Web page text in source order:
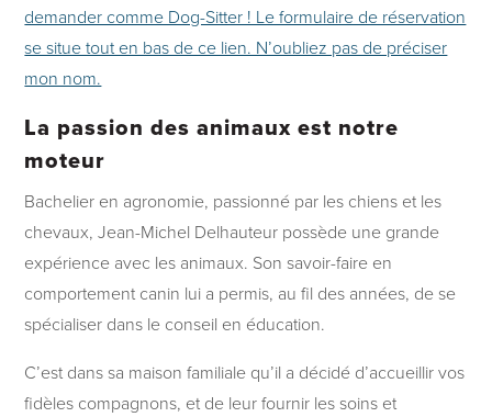
demander comme Dog-Sitter ! Le formulaire de réservation
se situe tout en bas de ce lien. N’oubliez pas de préciser
mon nom.
La passion des animaux est notre
moteur
Bachelier en agronomie, passionné par les chiens et les
chevaux, Jean-Michel Delhauteur possède une grande
expérience avec les animaux. Son savoir-faire en
comportement canin lui a permis, au fil des années, de se
spécialiser dans le conseil en éducation.
C’est dans sa maison familiale qu’il a décidé d’accueillir vos
fidèles compagnons, et de leur fournir les soins et